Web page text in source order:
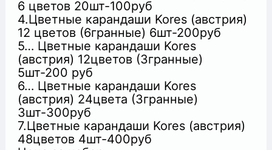
6 цветов 20шт-100руб
4.Цветные карандаши Kores (австрия)
12 цветов (6гранные) 6шт-200руб
5… Цветные карандаши Kores
(австрия) 12цветов (3гранные)
5шт-200 руб
6… Цветные карандаши Kores
(австрия) 24цвета (3гранные)
3шт-300руб
7.Цветные карандаши Kores (австрия)
48цветов 4шт-400руб